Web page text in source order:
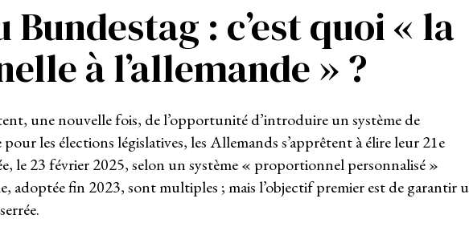
Bundestag : c’est quoi « la
à l’allemande » ?
une nouvelle fois, de l’opportunité d’introduire un système de
les élections législatives, les Allemands s’apprêtent à élire leur 21e
le 23 février 2025, selon un système « proportionnel personnalisé »
adoptée fin 2023, sont multiples ; mais l’objectif premier est de garantir